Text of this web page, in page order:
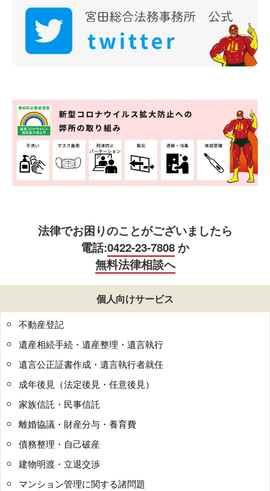
法律でお困りのことがございましたら
電話:0422-23-7808か
無料法律相談へ
個人向けサービス
不動産登記
遺産相続手続・遺産整理・遺言執行
遺言公正証書作成・遺言執行者就任
成年後見（法定後見・任意後見）
家族信託・民事信託
離婚協議・財産分与・養育費
債務整理・自己破産
建物明渡・立退交渉
マンション管理に関する諸問題